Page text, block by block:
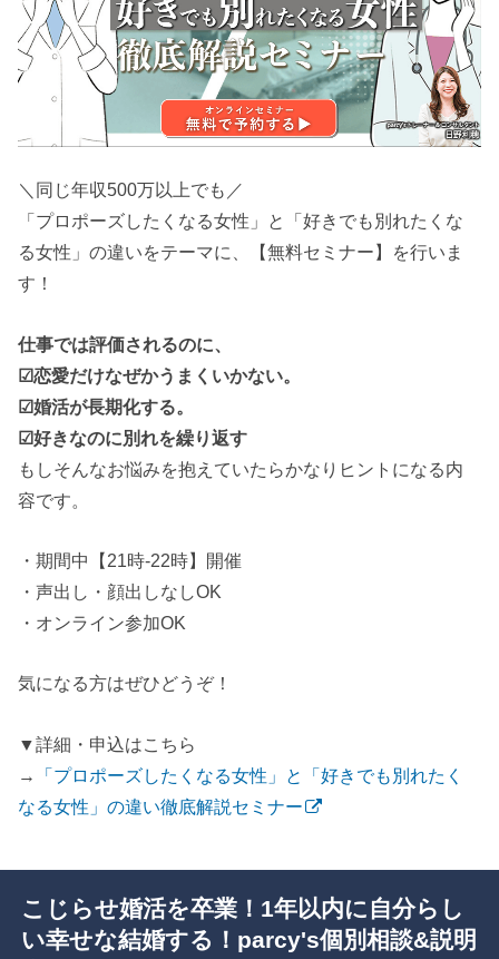
＼同じ年収500万以上でも／
「プロポーズしたくなる女性」と「好きでも別れたくな
る女性」の違いをテーマに、【無料セミナー】を行いま
す！
仕事では評価されるのに、
☑恋愛だけなぜかうまくいかない。
☑婚活が長期化する。
☑好きなのに別れを繰り返す
もしそんなお悩みを抱えていたらかなりヒントになる内
容です。
・期間中【21時-22時】開催
・声出し・顔出しなしOK
・オンライン参加OK
気になる方はぜひどうぞ！
▼詳細・申込はこちら
→
「プロポーズしたくなる女性」と「好きでも別れたく
なる女性」の違い徹底解説セミナー
こじらせ婚活を卒業！1年以内に自分らし
い幸せな結婚する！parcy's個別相談&説明